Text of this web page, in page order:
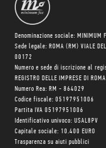
Denominazione sociale: MINIMUM
Sede legale: ROMA (RM) VIALE
00172
Numero e sede di iscrizione al
REGISTRO DELLE IMPRESE DI ROMA
Numero Rea: RM - 864029
Codice fiscale: 05197951006
Partita IVA 05197951006
Identificativo univoco: USAL8PV
Capitale sociale: 10.400 EURO
Trasparenza su aiuti pubblici